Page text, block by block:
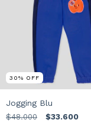
30% OFF
Jogging Blu
$48.000 $33.600